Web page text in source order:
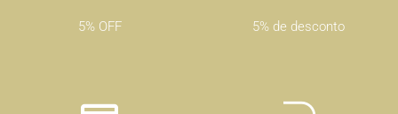
5% OFF 5% de desconto